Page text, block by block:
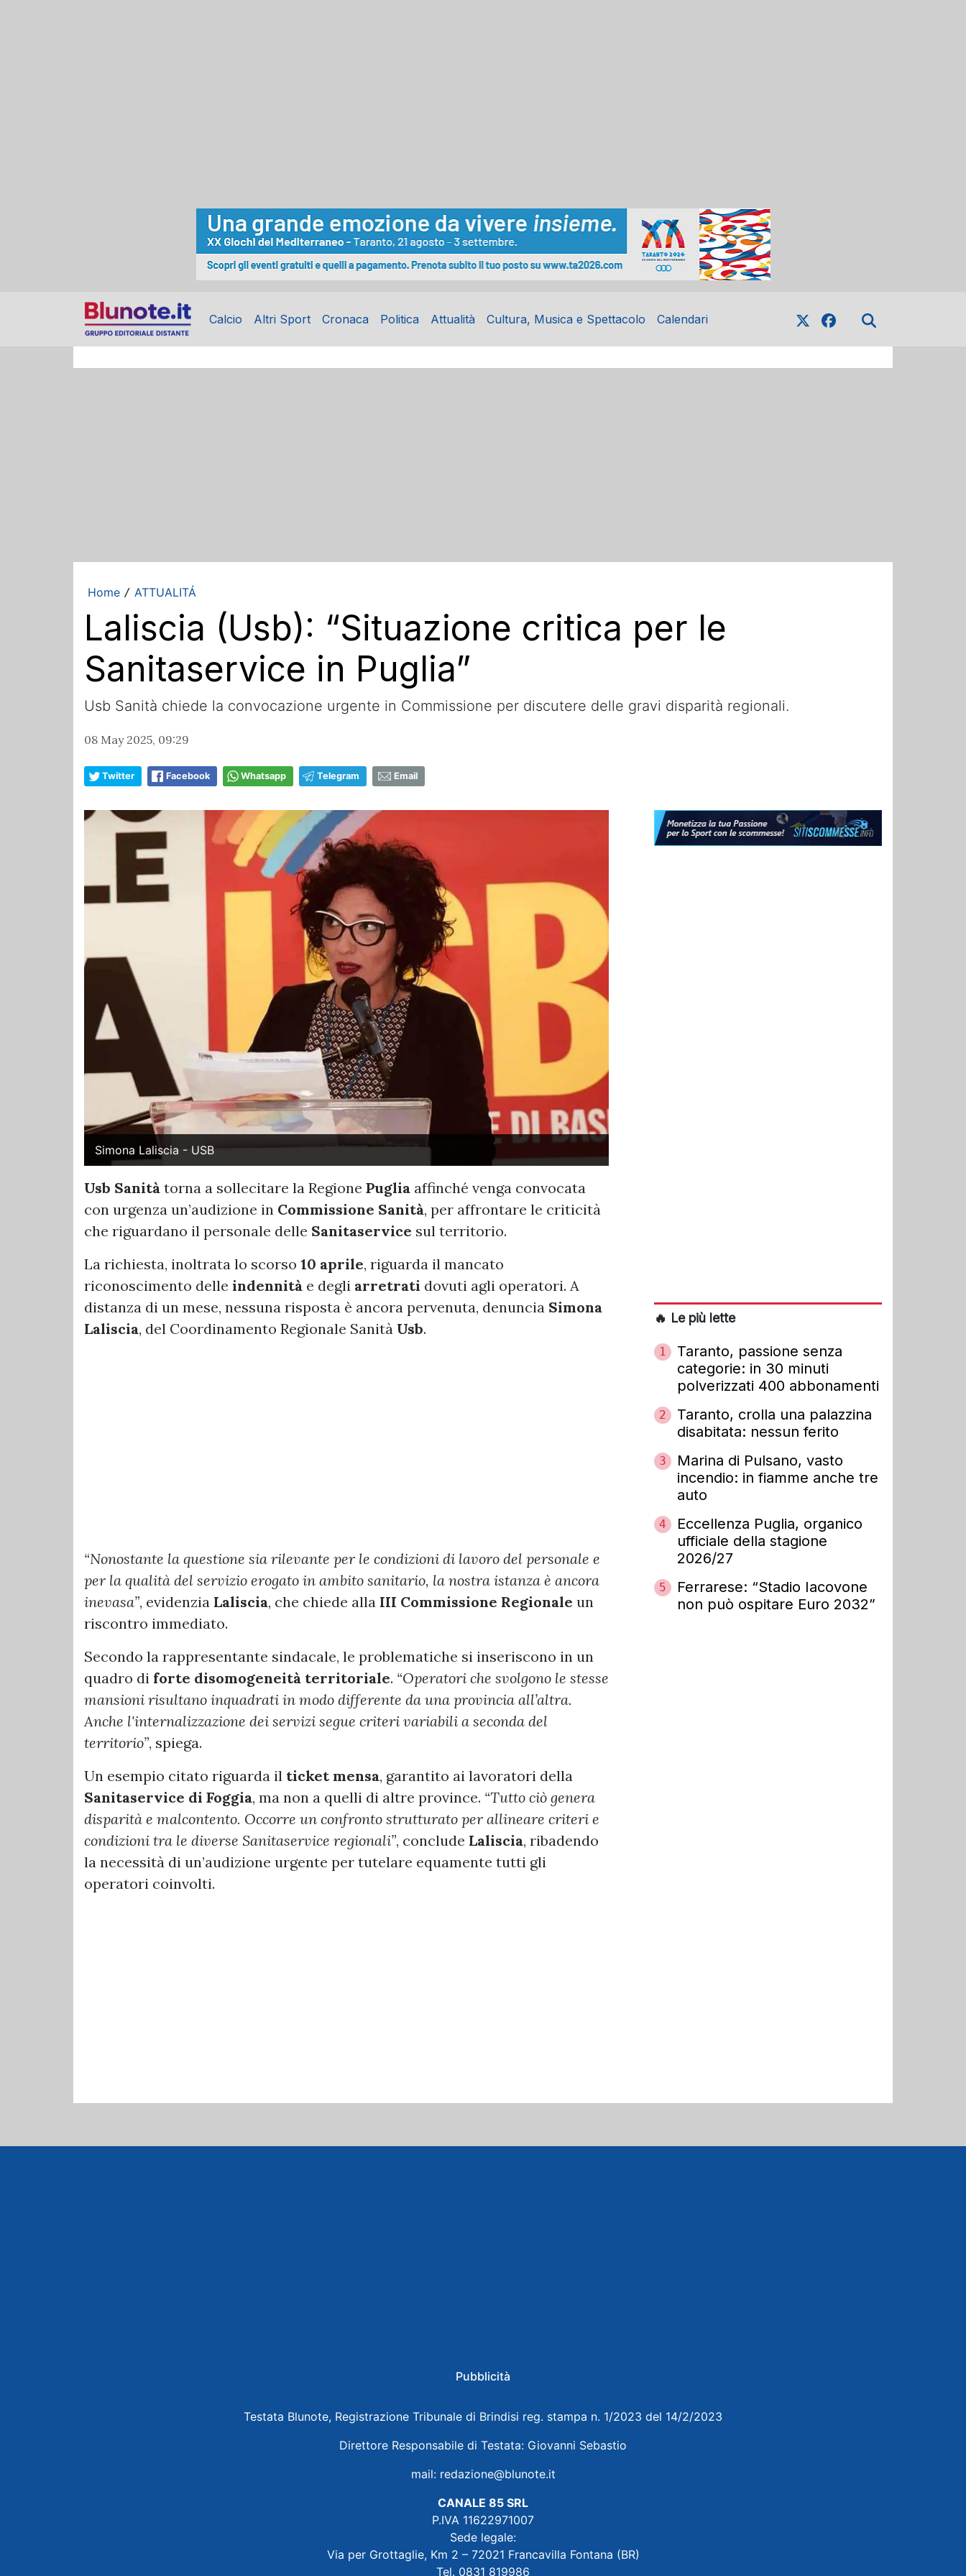
Calcio Altri Sport Cronaca Politica Attualità Cultura, Musica e Spettacolo Calendari
Home / ATTUALITÁ
Laliscia (Usb): “Situazione critica per le
Sanitaservice in Puglia”
Usb Sanità chiede la convocazione urgente in Commissione per discutere delle gravi disparità regionali.
08 May 2025, 09:29
Twitter Facebook Whatsapp Telegram Email
Simona Laliscia - USB
Usb Sanità torna a sollecitare la Regione Puglia affinché venga convocata
con urgenza un’audizione in Commissione Sanità, per affrontare le criticità
che riguardano il personale delle Sanitaservice sul territorio.
La richiesta, inoltrata lo scorso 10 aprile, riguarda il mancato
riconoscimento delle indennità e degli arretrati dovuti agli operatori. A
distanza di un mese, nessuna risposta è ancora pervenuta, denuncia Simona
Laliscia, del Coordinamento Regionale Sanità Usb.
“Nonostante la questione sia rilevante per le condizioni di lavoro del personale e
per la qualità del servizio erogato in ambito sanitario, la nostra istanza è ancora
inevasa”, evidenzia Laliscia, che chiede alla III Commissione Regionale un
riscontro immediato.
Secondo la rappresentante sindacale, le problematiche si inseriscono in un
quadro di forte disomogeneità territoriale. “Operatori che svolgono le stesse
mansioni risultano inquadrati in modo differente da una provincia all’altra.
Anche l'internalizzazione dei servizi segue criteri variabili a seconda del
territorio”, spiega.
Un esempio citato riguarda il ticket mensa, garantito ai lavoratori della
Sanitaservice di Foggia, ma non a quelli di altre province. “Tutto ciò genera
disparità e malcontento. Occorre un confronto strutturato per allineare criteri e
condizioni tra le diverse Sanitaservice regionali”, conclude Laliscia, ribadendo
la necessità di un’audizione urgente per tutelare equamente tutti gli
operatori coinvolti.
🔥 Le più lette
1
Taranto, passione senza
categorie: in 30 minuti
polverizzati 400 abbonamenti
2
Taranto, crolla una palazzina
disabitata: nessun ferito
3
Marina di Pulsano, vasto
incendio: in fiamme anche tre
auto
4
Eccellenza Puglia, organico
ufficiale della stagione
2026/27
5
Ferrarese: “Stadio Iacovone
non può ospitare Euro 2032”
Pubblicità
Testata Blunote, Registrazione Tribunale di Brindisi reg. stampa n. 1/2023 del 14/2/2023
Direttore Responsabile di Testata: Giovanni Sebastio
mail: redazione@blunote.it
CANALE 85 SRL
P.IVA 11622971007
Sede legale:
Via per Grottaglie, Km 2 – 72021 Francavilla Fontana (BR)
Tel. 0831 819986